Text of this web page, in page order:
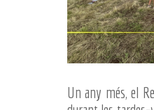
Un any més, el